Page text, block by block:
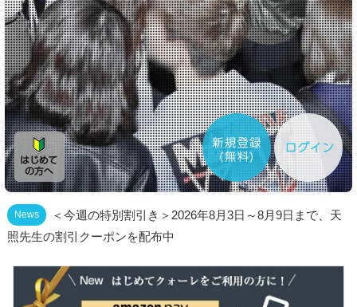
News
＜今週の特別割引き＞2026年8月3日～8月9日まで、天
照先生の割引クーポンを配布中